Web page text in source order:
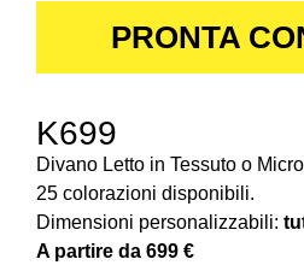
PRONTA
K699
Divano Letto in Tessuto o
25 colorazioni disponibili.
Dimensioni personalizzabili:
A partire da 699 €